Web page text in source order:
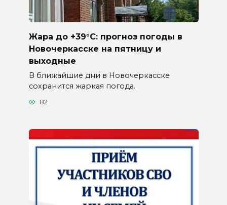
Жара до +39°C: прогноз погоды в
Новочеркасске на пятницу и
выходные
В ближайшие дни в Новочеркасске
сохранится жаркая погода.
82